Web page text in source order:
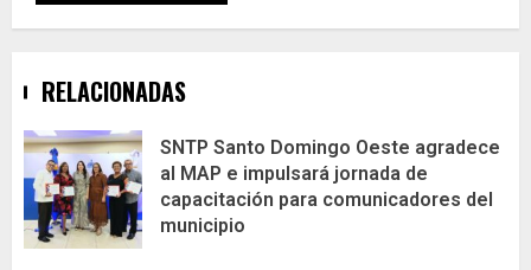
RELACIONADAS
SNTP Santo Domingo Oeste agradece
al MAP e impulsará jornada de
capacitación para comunicadores del
municipio